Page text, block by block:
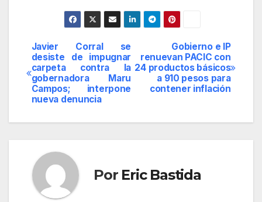
Navegación
de
entradas
Gobierno e IP
renuevan PACIC con
24 productos básicos
a 910 pesos para
contener inflación
Javier Corral se
desiste de impugnar
carpeta contra la
gobernadora Maru
Campos; interpone
nueva denuncia
Por Eric Bastida